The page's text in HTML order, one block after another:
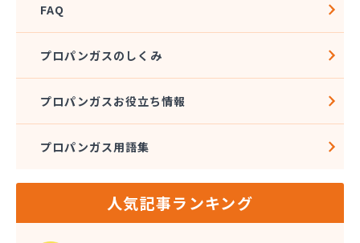
株式会社島田
株式会社東親エルピーガス配送センター
株式会社藤田液化燃料
株式会社福冨
株式会社平松総合企画 プロパンガス部
株式会社別井商店
関彰商事株式会社 真岡LPガスセンター
岩谷産業株式会社 宇都宮支店
鬼怒川プロパン
FAQ
プロパンガスのしくみ
プロパンガスお役立ち情報
プロパンガス用語集
人気記事ランキング